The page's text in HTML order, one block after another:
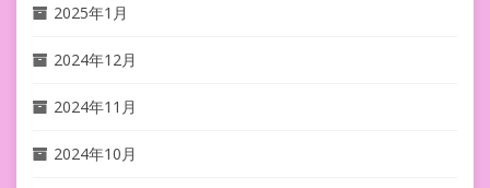
2025年1月
2024年12月
2024年11月
2024年10月